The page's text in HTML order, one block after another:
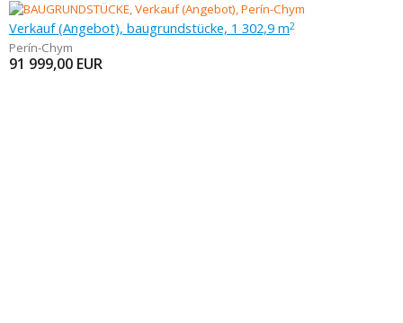
Verkauf (Angebot), baugrundstücke, 1 302,9 m2
Perín-Chym
91 999,00 EUR